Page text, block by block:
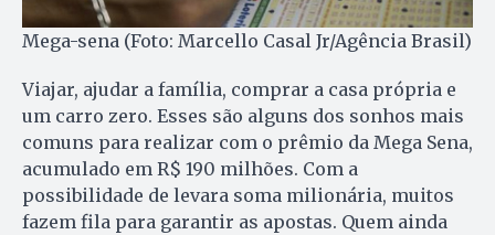
Mega-sena (Foto: Marcello Casal Jr/Agência Brasil)
Viajar, ajudar a família, comprar a casa própria e
um carro zero. Esses são alguns dos sonhos mais
comuns para realizar com o prêmio da Mega Sena,
acumulado em R$ 190 milhões. Com a
possibilidade de levara soma milionária, muitos
fazem fila para garantir as apostas. Quem ainda